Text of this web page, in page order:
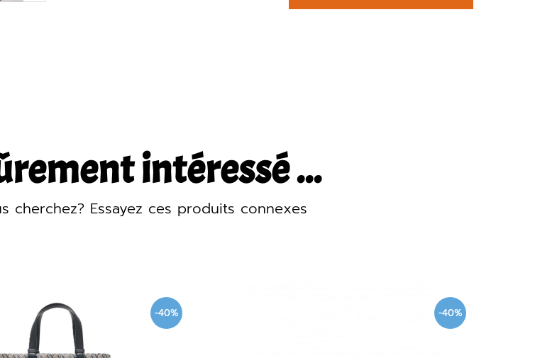
intéressé ...
cherchez? Essayez ces produits connexes
-40% -20%